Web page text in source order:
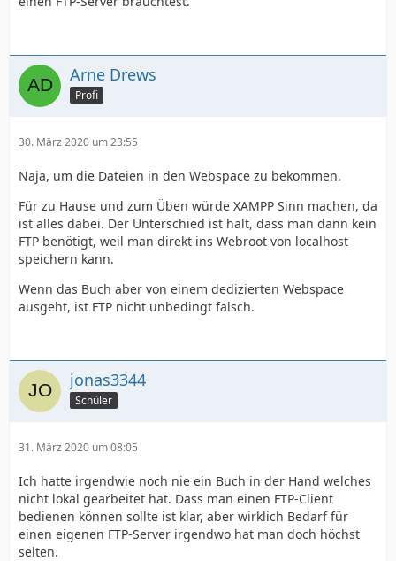
Arne Drews
Profi
30. März 2020 um 23:55
Naja, um die Dateien in den Webspace zu bekommen.
Für zu Hause und zum Üben würde XAMPP Sinn machen, da
ist alles dabei. Der Unterschied ist halt, dass man dann kein
FTP benötigt, weil man direkt ins Webroot von localhost
speichern kann.
Wenn das Buch aber von einem dedizierten Webspace
ausgeht, ist FTP nicht unbedingt falsch.
jonas3344
Schüler
31. März 2020 um 08:05
Ich hatte irgendwie noch nie ein Buch in der Hand welches
nicht lokal gearbeitet hat. Dass man einen FTP-Client
bedienen können sollte ist klar, aber wirklich Bedarf für
einen eigenen FTP-Server irgendwo hat man doch höchst
selten.